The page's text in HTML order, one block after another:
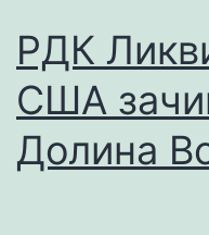
РДК
США
Долина